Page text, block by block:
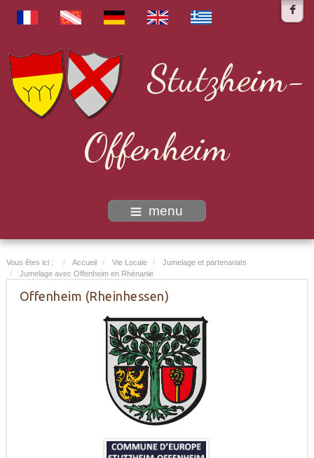
Stutzheim-
Offenheim
menu
Vous êtes ici : Accueil Vie Locale
Jumelage et partenariats
Jumelage avec Offenheim en Rhénanie
Offenheim (Rheinhessen)